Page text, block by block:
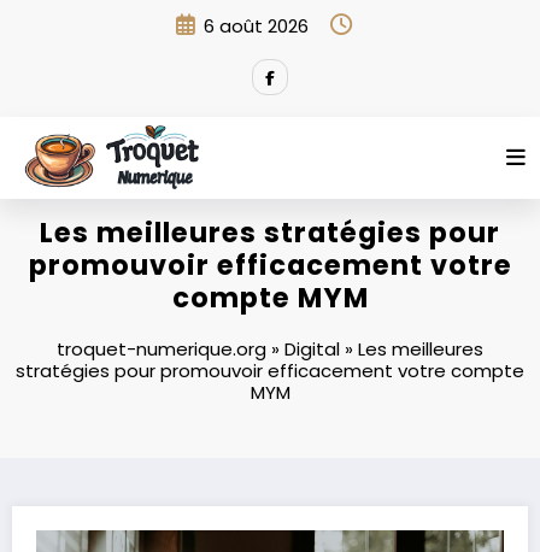
6 août 2026
Les meilleures stratégies pour
promouvoir efficacement votre
compte MYM
troquet-numerique.org »Digital »Les meilleures
stratégies pour promouvoir efficacement votre compte
MYM